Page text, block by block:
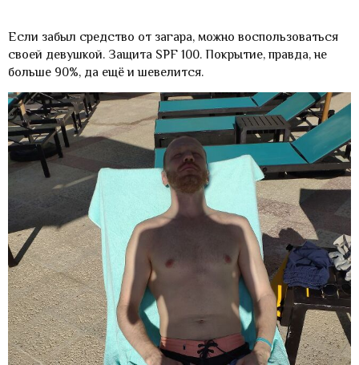
Если забыл средство от загара, можно воспользоваться
своей девушкой. Защита SPF 100. Покрытие, правда, не
больше 90%, да ещё и шевелится.